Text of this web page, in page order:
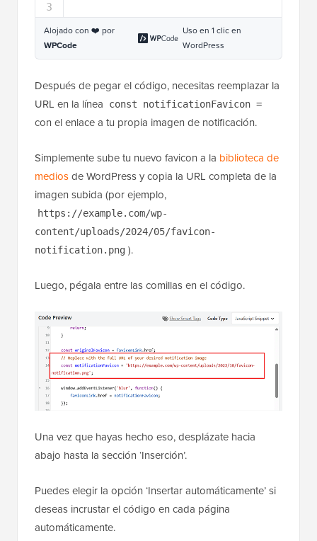
3
Alojado con ❤️ por
WPCode
Uso en 1 clic en
WordPress
Después de pegar el código, necesitas reemplazar la
URL en la línea
const notificationFavicon =
con el enlace a tu propia imagen de notificación.
Simplemente sube tu nuevo favicon a la biblioteca de
mediosde WordPress y copia la URL completa de la
imagen subida (por ejemplo,
https://example.com/wp-
content/uploads/2024/05/favicon-
notification.png ).
Luego, pégala entre las comillas en el código.
Una vez que hayas hecho eso, desplázate hacia
abajo hasta la sección ‘Inserción’.
Puedes elegir la opción ‘Insertar automáticamente’ si
deseas incrustar el código en cada página
automáticamente.